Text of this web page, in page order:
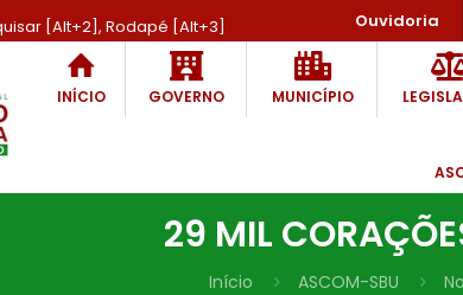
[Alt+2], Rodapé [Alt+3] Ouvidoria
INÍCIO GOVERNO MUNICÍPIO
29 MIL
Início ASCOM-SBU